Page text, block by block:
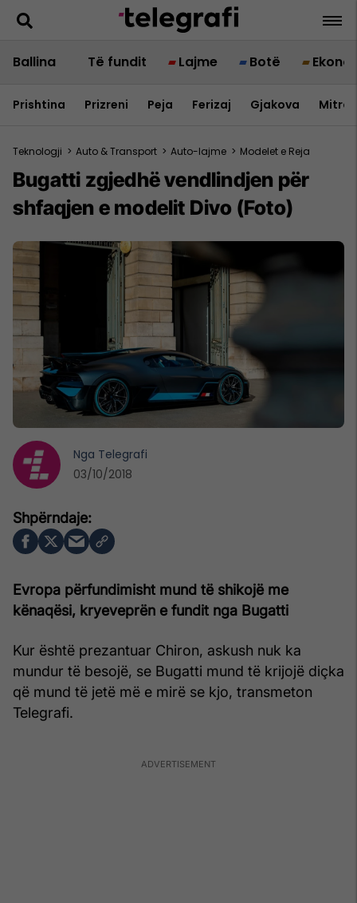
Ballina Të fundit Lajme Botë
Prishtina Prizreni Peja Ferizaj Gjakova
Teknologji > Auto & Transport > Auto-lajme > Modelet e Reja
Bugatti zgjedhë vendlindjen për
shfaqjen e modelit Divo (Foto)
Evropa përfundimisht mund të shikojë me
kënaqësi, kryeveprën e fundit nga Bugatti
Kur është prezantuar Chiron, askush nuk ka
mundur të besojë, se Bugatti mund të krijojë diçka
që mund të jetë më e mirë se kjo, transmeton
Telegrafi.
Nga Telegrafi
03/10/2018